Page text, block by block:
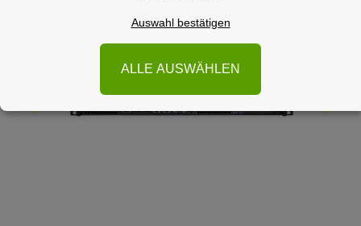
Auswahl bestätigen
ALLE AUSWÄHLEN